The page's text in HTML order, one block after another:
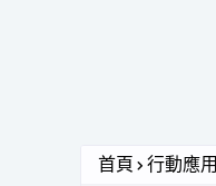
首頁 行動應用